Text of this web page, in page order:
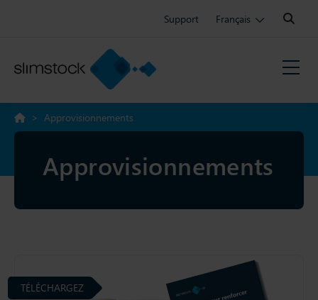
Support Français
Search:
> Approvisionnements
Approvisionnements
TÉLÉCHARGEZ